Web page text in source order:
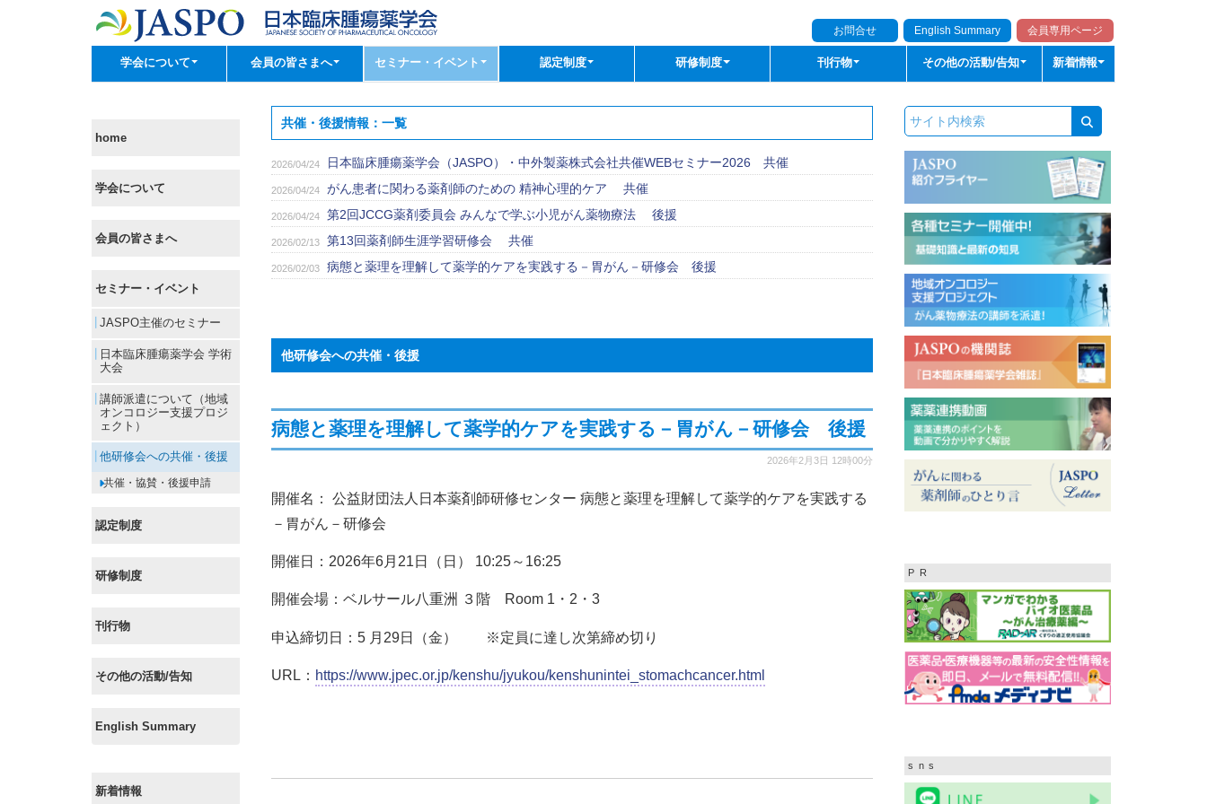
お問合せ English Summary 会員専用ページ
学会について 会員の皆さまへ セミナー・イベント 認定制度 研修制度 刊行物 その他の活動/告知 新着情報
home
学会について
会員の皆さまへ
セミナー・イベント
JASPO主催のセミナー
日本臨床腫瘍薬学会 学術
大会
講師派遣について（地域
オンコロジー支援プロジ
ェクト）
他研修会への共催・後援
共催・協賛・後援申請
認定制度
研修制度
刊行物
その他の活動/告知
English Summary
新着情報
共催・後援情報：一覧
2026/04/24 日本臨床腫瘍薬学会（JASPO）・中外製薬株式会社共催WEBセミナー2026 共催
2026/04/24 がん患者に関わる薬剤師のための 精神心理的ケア 共催
2026/04/24 第2回JCCG薬剤委員会 みんなで学ぶ小児がん薬物療法 後援
2026/02/13 第13回薬剤師生涯学習研修会 共催
2026/02/03 病態と薬理を理解して薬学的ケアを実践する－胃がん－研修会 後援
他研修会への共催・後援
病態と薬理を理解して薬学的ケアを実践する－胃がん－研修会 後援
2026年2月3日 12時00分
開催名： 公益財団法人日本薬剤師研修センター 病態と薬理を理解して薬学的ケアを実践する
－胃がん－研修会
開催日：2026年6月21日（日） 10:25～16:25
開催会場：ベルサール八重洲 ３階 Room 1・2・3
申込締切日：5 月29日（金） ※定員に達し次第締め切り
URL： https://www.jpec.or.jp/kenshu/jyukou/kenshunintei_stomachcancer.html
PR
sns